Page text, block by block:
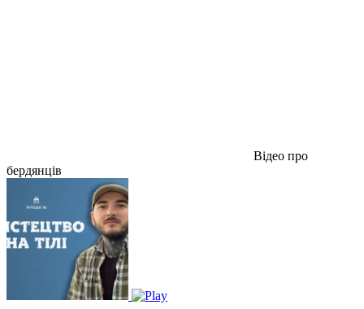
Відео про
бердянців